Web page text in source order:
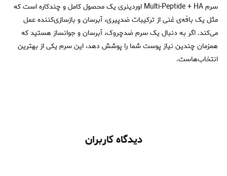
سرم Multi-Peptide + HA اوردینری یک محصول کامل و چندکاره است که
مثل یک بافه‌ی غنی از ترکیبات ضدپیری، آبرسان و بازسازی‌کننده عمل
می‌کند. اگر به دنبال یک سرم ضدچروک، آبرسان و جوانساز هستید که
همزمان چندین نیاز پوست شما را پوشش دهد، این سرم یکی از بهترین
انتخاب‌هاست.
دیدگاه کاربران